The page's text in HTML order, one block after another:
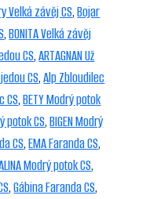
Velká závěj CS,Bojar
,BONITA Velká závěj
CS,ARTAGNAN Už
CS,Alp Zbloudilec
CS,BETY Modrý potok
potok CS,BIGEN Modrý
CS,EMA Faranda CS,
Modrý potok CS,
,Gábina Faranda CS,